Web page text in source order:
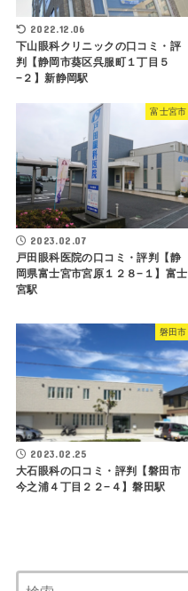
2022.12.06
下山眼科クリニックの口コミ・評
判【静岡市葵区呉服町１丁目５
−２】新静岡駅
富士宮市
2023.02.07
戸田眼科医院の口コミ・評判【静
岡県富士宮市宮原１２８−１】富士
宮駅
磐田市
2023.02.25
大石眼科の口コミ・評判【磐田市
今之浦４丁目２２−４】磐田駅